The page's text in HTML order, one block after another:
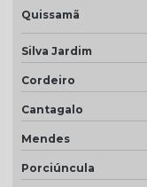
Telha grafite esmaltada
Telha hidrofugada
Telha marfim
Telha marfim preço
Quissamã
Silva Jardim
Cordeiro
Cantagalo
Mendes
Porciúncula